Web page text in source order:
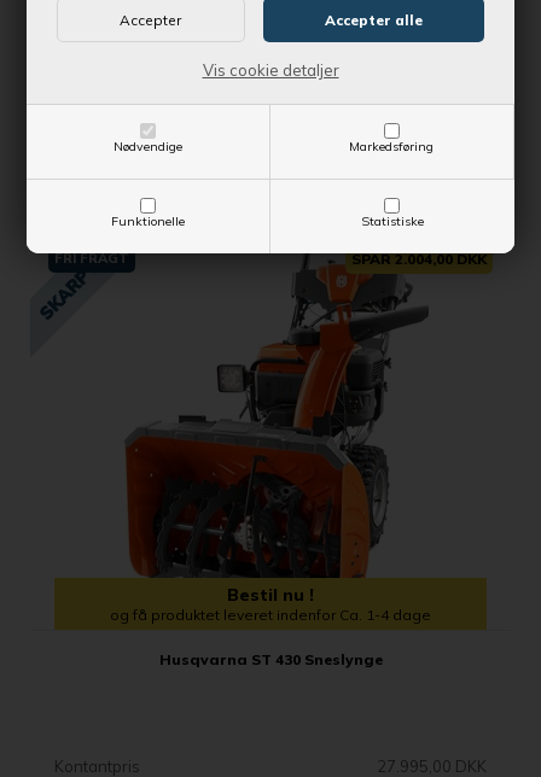
Nødvendige Markedsføring
Funktionelle Statistiske
Vis cookie detaljer
Vejl. udsalgspris
23.999,00 DKK
FRI FRAGT SPAR 2.004,00 DKK
Bestil nu !
og få produktet leveret indenfor Ca. 1-4 dage
Husqvarna ST 430 Sneslynge
Kontantpris
27.995,00 DKK